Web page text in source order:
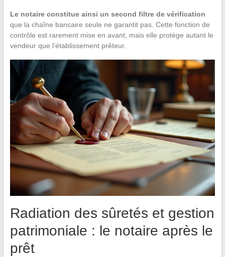
Le notaire constitue ainsi un second filtre de vérification
que la chaîne bancaire seule ne garantit pas. Cette fonction de
contrôle est rarement mise en avant, mais elle protège autant le
vendeur que l’établissement prêteur.
Radiation des sûretés et gestion
patrimoniale : le notaire après le
prêt